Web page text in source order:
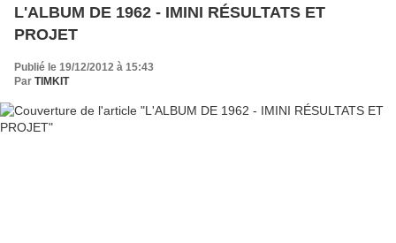
L'ALBUM DE 1962 - IMINI RÉSULTATS ET
PROJET
Publié le 19/12/2012 à 15:43
Par TIMKIT